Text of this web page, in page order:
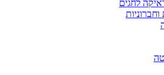
לחגים
וחברוניות